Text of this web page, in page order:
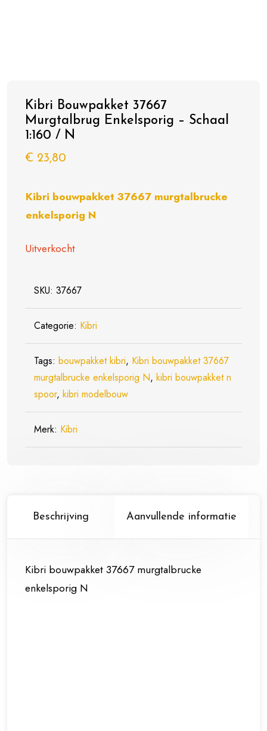
Kibri Bouwpakket 37667
Murgtalbrug Enkelsporig – Schaal
1:160 / N
€ 23,80
Kibri bouwpakket 37667 murgtalbrucke
enkelsporig N
Uitverkocht
SKU: 37667
Categorie: Kibri
Tags: bouwpakket kibri, Kibri bouwpakket 37667
murgtalbrucke enkelsporig N, kibri bouwpakket n
spoor, kibri modelbouw
Merk: Kibri
Beschrijving Aanvullende informatie
Kibri bouwpakket 37667 murgtalbrucke
enkelsporig N